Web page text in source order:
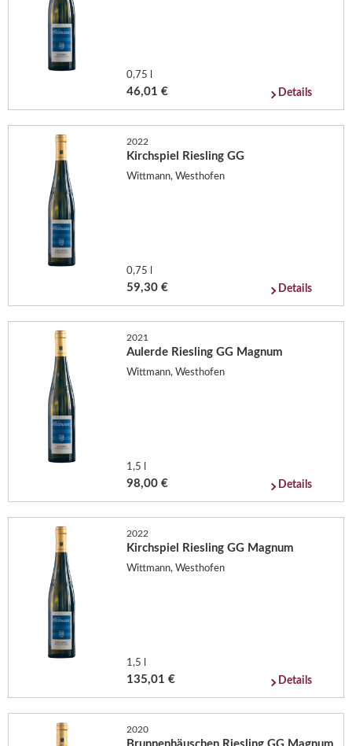
0,75 l
46,01 € Details
2022
Kirchspiel Riesling GG
Wittmann, Westhofen
0,75 l
59,30 € Details
2021
Aulerde Riesling GG Magnum
Wittmann, Westhofen
1,5 l
98,00 € Details
2022
Kirchspiel Riesling GG Magnum
Wittmann, Westhofen
1,5 l
135,01 € Details
2020